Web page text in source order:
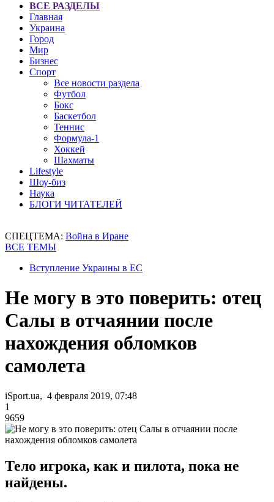
ВСЕ РАЗДЕЛЫ
Главная
Украина
Город
Мир
Бизнес
Спорт
Все новости раздела
Футбол
Бокс
Баскетбол
Теннис
Формула-1
Хоккей
Шахматы
Lifestyle
Шоу-биз
Наука
БЛОГИ ЧИТАТЕЛЕЙ
СПЕЦТЕМА: Война в Иране
ВСЕ ТЕМЫ
Вступление Украины в ЕС
Не могу в это поверить: отец
Салы в отчаянии после
нахождения обломков
самолета
iSport.ua, 4 февраля 2019, 07:48
1
9659
Тело игрока, как и пилота, пока не
найдены.